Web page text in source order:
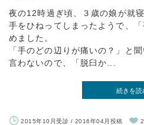
夜の12時過ぎ頃、３歳の娘が就
手をひねってしまったようで、
めました。
「手のどの辺りが痛いの？」と
言わないので、「脱臼か...
続きを読
2015年10月受診 / 2016年04月投稿